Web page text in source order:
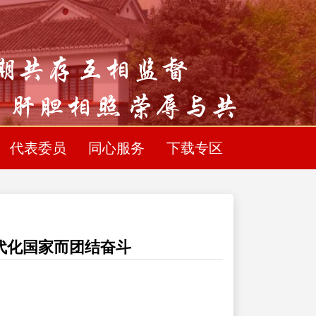
代表委员 同心服务 下载专区
化国家而团结奋斗